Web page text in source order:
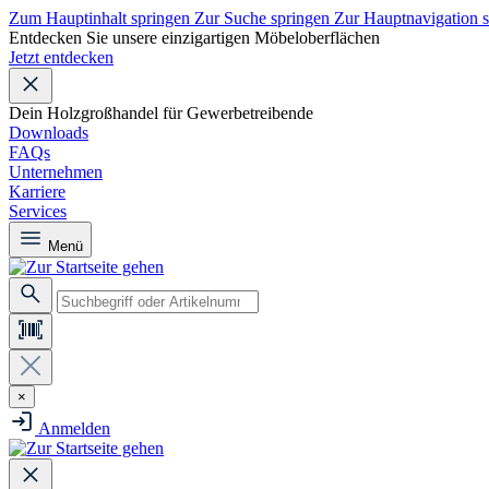
Zum Hauptinhalt springen Zur Suche springen Zur Hauptnavigation
Entdecken Sie unsere einzigartigen Möbeloberflächen
Jetzt entdecken
Dein Holzgroßhandel für Gewerbetreibende
Downloads
FAQs
Unternehmen
Karriere
Services
Menü
×
Anmelden